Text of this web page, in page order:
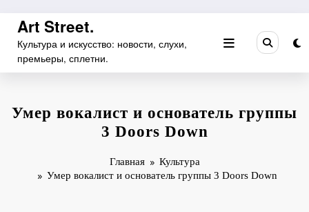
Перейти
содержимому
Art Street.
Культура и искусство: новости, слухи,
премьеры, сплетни.
Умер вокалист и основатель группы
3 Doors Down
Главная
Культура
Умер вокалист и основатель группы 3 Doors Down